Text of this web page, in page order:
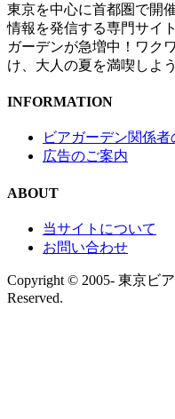
東京を中心に首都圏で開
情報を発信する専門サイ
ガーデンが急増中！ワク
け、大人の夏を満喫しよう
INFORMATION
ビアガーデン関係者
広告のご案内
ABOUT
当サイトについて
お問い合わせ
Copyright © 2005- 東京ビ
Reserved.